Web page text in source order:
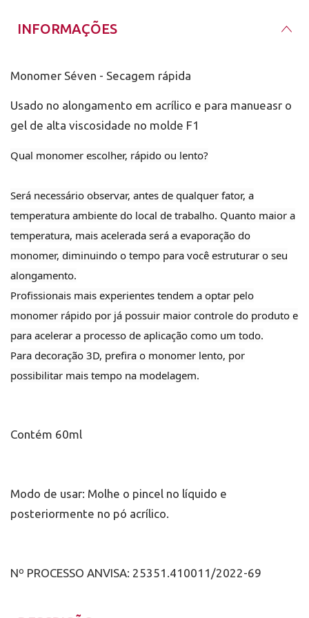
INFORMAÇÕES
Monomer Séven - Secagem rápida
Usado no alongamento em acrílico e para manueasr o
gel de alta viscosidade no molde F1
Qual monomer escolher, rápido ou lento?
Será necessário observar, antes de qualquer fator, a
temperatura ambiente do local de trabalho. Quanto maior a
temperatura, mais acelerada será a evaporação do
monomer, diminuindo o tempo para você estruturar o seu
alongamento.
Profissionais mais experientes tendem a optar pelo
monomer rápido por já possuir maior controle do produto e
para acelerar a processo de aplicação como um todo.
Para decoração 3D, prefira o monomer lento, por
possibilitar mais tempo na modelagem.
Contém 60ml
Modo de usar: Molhe o pincel no líquido e
posteriormente no pó acrílico.
Nº PROCESSO ANVISA: 25351.410011/2022-69